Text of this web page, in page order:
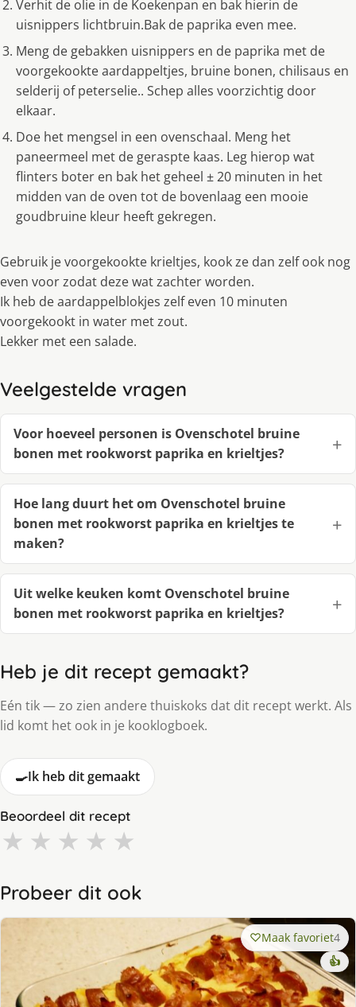
Verhit de olie in de Koekenpan en bak hierin de
uisnippers lichtbruin.Bak de paprika even mee.
Meng de gebakken uisnippers en de paprika met de
voorgekookte aardappeltjes, bruine bonen, chilisaus en
selderij of peterselie.. Schep alles voorzichtig door
elkaar.
Doe het mengsel in een ovenschaal. Meng het
paneermeel met de geraspte kaas. Leg hierop wat
flinters boter en bak het geheel ± 20 minuten in het
midden van de oven tot de bovenlaag een mooie
goudbruine kleur heeft gekregen.
Gebruik je voorgekookte krieltjes, kook ze dan zelf ook nog
even voor zodat deze wat zachter worden.
Ik heb de aardappelblokjes zelf even 10 minuten
voorgekookt in water met zout.
Lekker met een salade.
Veelgestelde vragen
Voor hoeveel personen is Ovenschotel bruine
bonen met rookworst paprika en krieltjes?
Hoe lang duurt het om Ovenschotel bruine
bonen met rookworst paprika en krieltjes te
maken?
Uit welke keuken komt Ovenschotel bruine
bonen met rookworst paprika en krieltjes?
Heb je dit recept gemaakt?
Eén tik — zo zien andere thuiskoks dat dit recept werkt. Als
lid komt het ook in je kooklogboek.
🍳Ik heb dit gemaakt
Beoordeel dit recept
★ ★ ★ ★ ★
Probeer dit ook
Maak favoriet4
👍